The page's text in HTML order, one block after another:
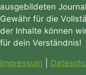
ausgebildeten
Gewähr für die
der Inhalte können
für dein Verständnis!
Impressum